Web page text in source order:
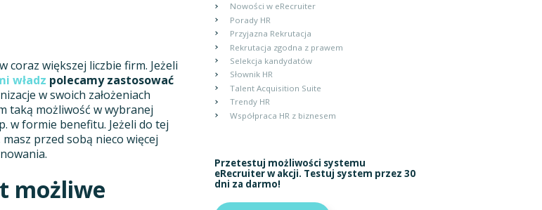
coraz większej liczbie firm. Jeżeli
władz polecamy zastosować
w swoich założeniach
taką możliwość w wybranej
w formie benefitu. Jeżeli do tej
przed sobą nieco więcej
możliwe
Nowości w eRecruiter
Porady HR
Przyjazna Rekrutacja
Rekrutacja zgodna z prawem
Selekcja kandydatów
Słownik HR
Talent Acquisition Suite
Trendy HR
Współpraca HR z biznesem
Przetestuj możliwości systemu
eRecruiter w akcji. Testuj system przez 30
dni za darmo!